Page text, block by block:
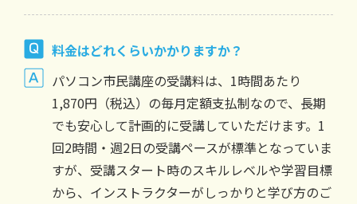
料金はどれくらいかかりますか？
パソコン市民講座の受講料は、1時間あたり
1,870円（税込）の毎月定額支払制なので、長期
でも安心して計画的に受講していただけます。1
回2時間・週2日の受講ペースが標準となっていま
すが、受講スタート時のスキルレベルや学習目標
から、インストラクターがしっかりと学び方のご